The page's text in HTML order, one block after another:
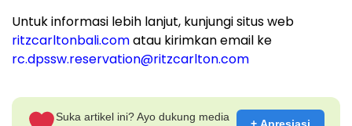
Untuk informasi lebih lanjut, kunjungi situs web
ritzcarltonbali.comatau kirimkanemail ke
rc.dpssw.reservation@ritzcarlton.com
Suka artikel ini? Ayo dukung media
+ Apresiasi